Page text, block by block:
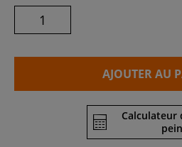
AJOUTER AU
Calculateur